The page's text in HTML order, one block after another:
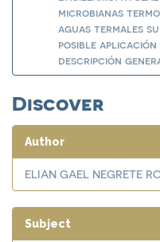
microbianas
aguas termales
posible
descripción
Discover
Author
ELIAN GAEL NEGRETE
Subject